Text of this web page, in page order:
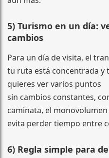
5) Turismo en un día:
cambios
Para un día de visita, el
tu ruta está concentrada y
quieres ver varios puntos
sin cambios constantes,
caminata, el
evita perder tiempo entre
6) Regla simple para